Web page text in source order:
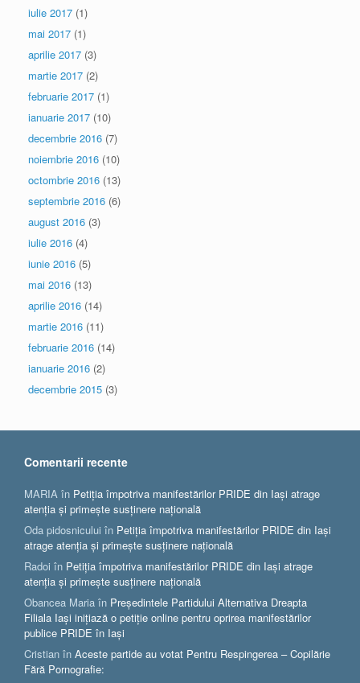
iulie 2017 (1)
mai 2017 (1)
aprilie 2017 (3)
martie 2017 (2)
februarie 2017 (1)
ianuarie 2017 (10)
decembrie 2016 (7)
noiembrie 2016 (10)
octombrie 2016 (13)
septembrie 2016 (6)
august 2016 (3)
iulie 2016 (4)
iunie 2016 (5)
mai 2016 (13)
aprilie 2016 (14)
martie 2016 (11)
februarie 2016 (14)
ianuarie 2016 (2)
decembrie 2015 (3)
Comentarii recente
MARIA în Petiția împotriva manifestărilor PRIDE din Iași atrage
atenția și primește susținere națională
Oda pidosnicului în Petiția împotriva manifestărilor PRIDE din Iași
atrage atenția și primește susținere națională
Radoi în Petiția împotriva manifestărilor PRIDE din Iași atrage
atenția și primește susținere națională
Obancea Maria în Președintele Partidului Alternativa Dreapta
Filiala Iași inițiază o petiție online pentru oprirea manifestărilor
publice PRIDE în Iași
Cristian în Aceste partide au votat Pentru Respingerea – Copilărie
Fără Pornografie: